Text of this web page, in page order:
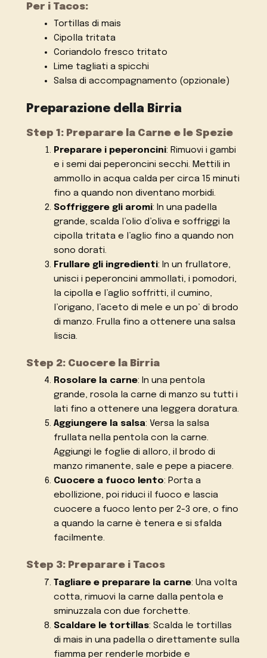
Per i Tacos:
Tortillas di mais
Cipolla tritata
Coriandolo fresco tritato
Lime tagliati a spicchi
Salsa di accompagnamento (opzionale)
Preparazione della Birria
Step 1: Preparare la Carne e le Spezie
Preparare i peperoncini: Rimuovi i gambi
e i semi dai peperoncini secchi. Mettili in
ammollo in acqua calda per circa 15 minuti
fino a quando non diventano morbidi.
Soffriggere gli aromi: In una padella
grande, scalda l’olio d’oliva e soffriggi la
cipolla tritata e l’aglio fino a quando non
sono dorati.
Frullare gli ingredienti: In un frullatore,
unisci i peperoncini ammollati, i pomodori,
la cipolla e l’aglio soffritti, il cumino,
l’origano, l’aceto di mele e un po’ di brodo
di manzo. Frulla fino a ottenere una salsa
liscia.
Step 2: Cuocere la Birria
Rosolare la carne: In una pentola
grande, rosola la carne di manzo su tutti i
lati fino a ottenere una leggera doratura.
Aggiungere la salsa: Versa la salsa
frullata nella pentola con la carne.
Aggiungi le foglie di alloro, il brodo di
manzo rimanente, sale e pepe a piacere.
Cuocere a fuoco lento: Porta a
ebollizione, poi riduci il fuoco e lascia
cuocere a fuoco lento per 2-3 ore, o fino
a quando la carne è tenera e si sfalda
facilmente.
Step 3: Preparare i Tacos
Tagliare e preparare la carne: Una volta
cotta, rimuovi la carne dalla pentola e
sminuzzala con due forchette.
Scaldare le tortillas: Scalda le tortillas
di mais in una padella o direttamente sulla
fiamma per renderle morbide e